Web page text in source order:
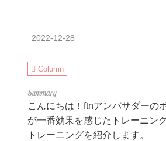
2022-12-28
Column
こんにちは！ftnアンバサダーの
が一番効果を感じたトレーニン
トレーニングを紹介します。